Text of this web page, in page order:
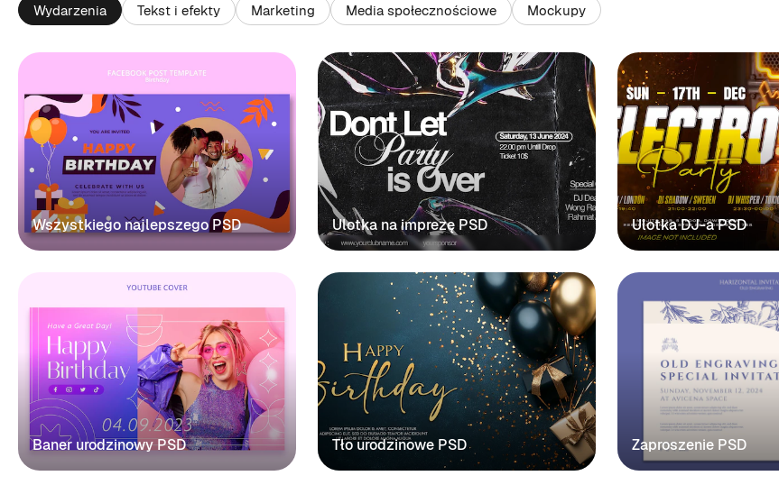
Wydarzenia Tekst i efekty Marketing Media społecznościowe Mockupy
Wszystkiego najlepszego PSD Ulotka na imprezę PSD Ulotka DJ-a PSD
Baner urodzinowy PSD Tło urodzinowe PSD Zaproszenie PSD